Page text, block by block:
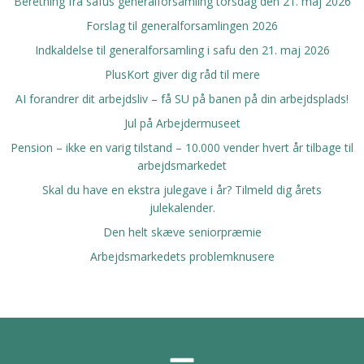
Forslag til generalforsamlingen 2026
Indkaldelse til generalforsamling i safu den 21. maj 2026
PlusKort giver dig råd til mere
AI forandrer dit arbejdsliv – få SU på banen på din arbejdsplads!
Jul på Arbejdermuseet
Pension – ikke en varig tilstand – 10.000 vender hvert år tilbage til
arbejdsmarkedet
Skal du have en ekstra julegave i år? Tilmeld dig årets
julekalender.
Den helt skæve seniorpræmie
Arbejdsmarkedets problemknusere